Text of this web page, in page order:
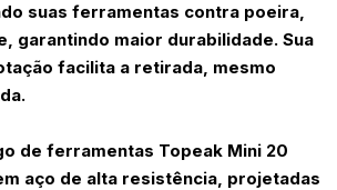
suas ferramentas contra poeira,
garantindo maior durabilidade. Sua
facilita a retirada, mesmo
de ferramentas Topeak Mini 20
aço de alta resistência, projetadas